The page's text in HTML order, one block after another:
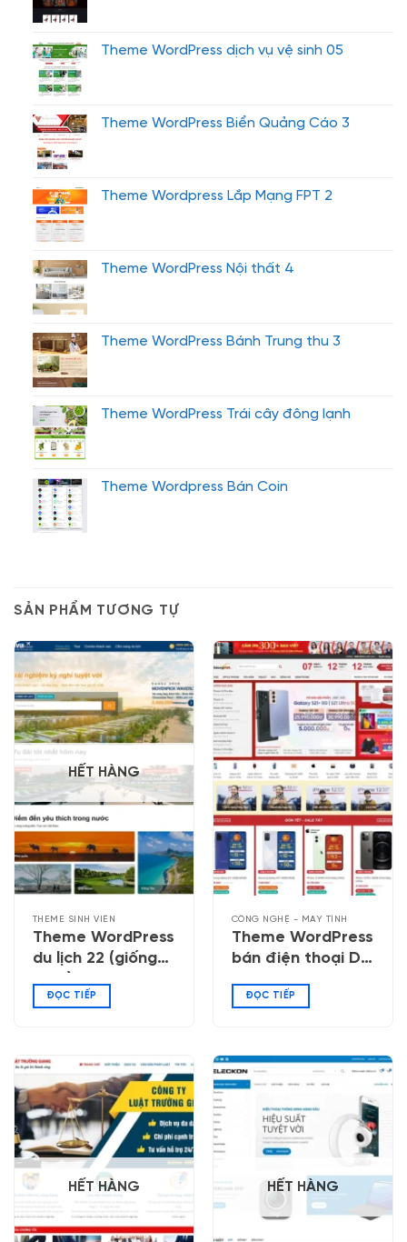
Theme WordPress dịch vụ vệ sinh 05
Theme WordPress Biển Quảng Cáo 3
Theme Wordpress Lắp Mạng FPT 2
Theme WordPress Nội thất 4
Theme WordPress Bánh Trung thu 3
Theme WordPress Trái cây đông lạnh
Theme Wordpress Bán Coin
SẢN PHẨM TƯƠNG TỰ
HẾT HÀNG
THEME SINH VIÊN
Theme WordPress
du lịch 22 (giống
ĐỌC TIẾP
CÔNG NGHỆ - MÁY TÍNH
Theme WordPress
bán điện thoại Di
ĐỌC TIẾP
HẾT HÀNG HẾT HÀNG